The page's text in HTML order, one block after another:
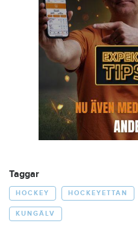
Taggar
HOCKEY HOCKEYETTAN
KUNGÄLV